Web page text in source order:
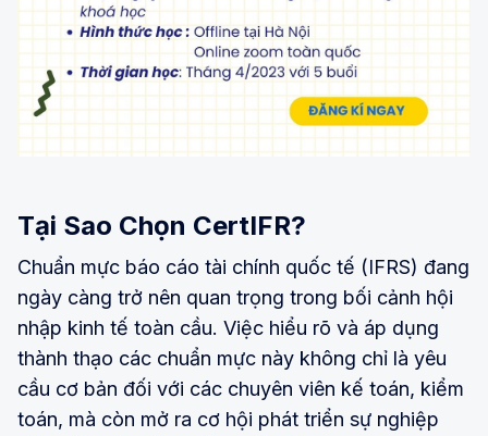
Tại Sao Chọn CertIFR?
Chuẩn mực báo cáo tài chính quốc tế (IFRS) đang
ngày càng trở nên quan trọng trong bối cảnh hội
nhập kinh tế toàn cầu. Việc hiểu rõ và áp dụng
thành thạo các chuẩn mực này không chỉ là yêu
cầu cơ bản đối với các chuyên viên kế toán, kiểm
toán, mà còn mở ra cơ hội phát triển sự nghiệp